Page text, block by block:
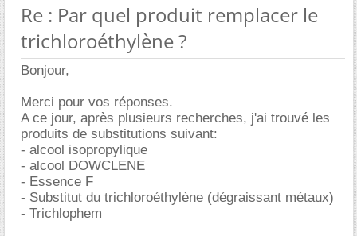
Re : Par quel produit remplacer le
trichloroéthylène ?
Bonjour,
Merci pour vos réponses.
A ce jour, après plusieurs recherches, j'ai trouvé les
produits de substitutions suivant:
- alcool isopropylique
- alcool DOWCLENE
- Essence F
- Substitut du trichloroéthylène (dégraissant métaux)
- Trichlophem